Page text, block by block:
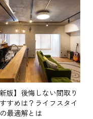
新版】後悔しない間取り
すめは？ライフスタイ
最適解とは